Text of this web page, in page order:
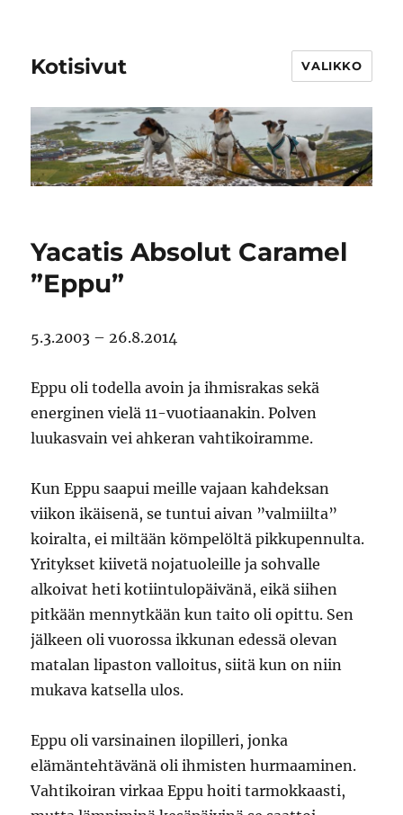
Kotisivut VALIKKO
Yacatis Absolut Caramel
”Eppu”
5.3.2003 – 26.8.2014
Eppu oli todella avoin ja ihmisrakas sekä
energinen vielä 11-vuotiaanakin. Polven
luukasvain vei ahkeran vahtikoiramme.
Kun Eppu saapui meille vajaan kahdeksan
viikon ikäisenä, se tuntui aivan ”valmiilta”
koiralta, ei miltään kömpelöltä pikkupennulta.
Yritykset kiivetä nojatuoleille ja sohvalle
alkoivat heti kotiintulopäivänä, eikä siihen
pitkään mennytkään kun taito oli opittu. Sen
jälkeen oli vuorossa ikkunan edessä olevan
matalan lipaston valloitus, siitä kun on niin
mukava katsella ulos.
Eppu oli varsinainen ilopilleri, jonka
elämäntehtävänä oli ihmisten hurmaaminen.
Vahtikoiran virkaa Eppu hoiti tarmokkaasti,